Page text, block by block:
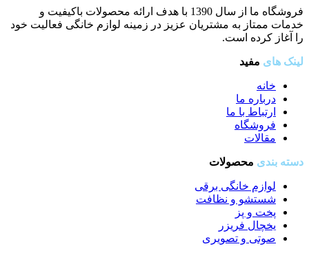
فروشگاه ما از سال 1390 با هدف ارائه محصولات باکیفیت و
خدمات ممتاز به مشتریان عزیز در زمینه لوازم خانگی فعالیت خود
را آغاز کرده است.
لینک های مفید
خانه
درباره ما
ارتباط با ما
فروشگاه
مقالات
دسته بندی محصولات
لوازم خانگی برقی
شستشو و نظافت
پخت و پز
یخچال فریزر
صوتی و تصویری